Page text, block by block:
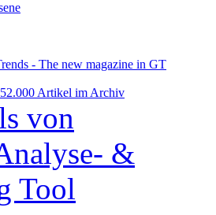
- The new magazine in GT
Artikel im Archiv